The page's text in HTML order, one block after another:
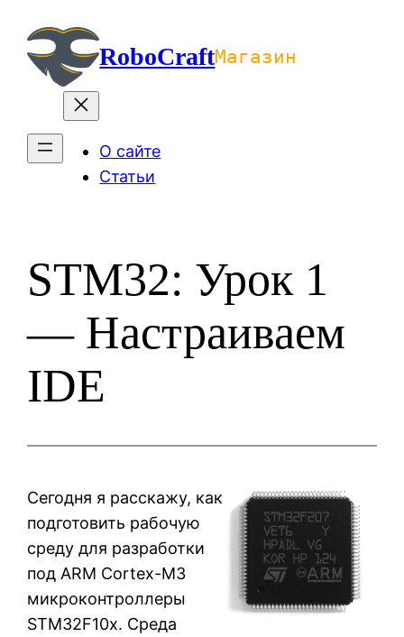
содержимомуRoboCraftМагазин
О сайте
Статьи
STM32: Урок 1
— Настраиваем
IDE
Сегодня я расскажу, как
подготовить рабочую
среду для разработки
под ARM Cortex-M3
микроконтроллеры
STM32F10x. Среда